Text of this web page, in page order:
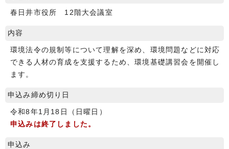
春日井市役所 12階大会議室
内容
環境法令の規制等について理解を深め、環境問題などに対応
できる人材の育成を支援するため、環境基礎講習会を開催し
ます。
申込み締め切り日
令和8年1月18日（日曜日）
申込みは終了しました。
申込み